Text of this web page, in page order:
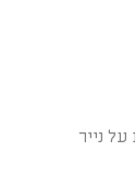
נייר